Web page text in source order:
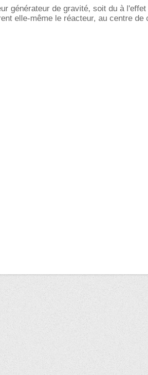
générateur de gravité, soit du à
elle-même le réacteur, au centre de